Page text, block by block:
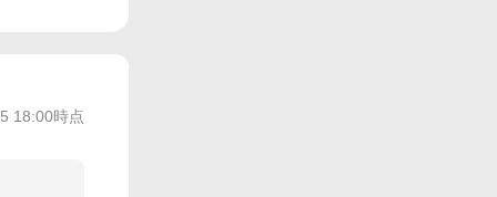
18:00時点